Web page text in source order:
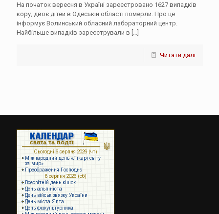
На початок вересня в Україні зареєстровано 1627 випадків
кору, двоє дітей в Одеській області померли. Про це
інформує Волинський обласний лабораторний центр.
Найбільше випадків зареєстрували в
Читати далі